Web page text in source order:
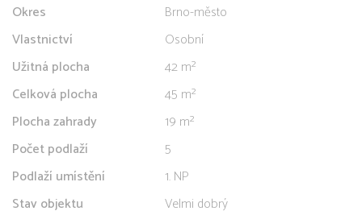
Okres
Brno-město
Vlastnictví
Osobní
Užitná plocha
42 m²
Celková plocha
45 m²
Plocha zahrady
19 m²
Počet podlaží
5
Podlaží umístění
1. NP
Stav objektu
Velmi dobrý